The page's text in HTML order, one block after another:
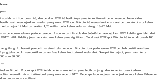
adalah hari libur pasar AS, dan cetakan ETF AS berikutnya yang terkonfirmasi penuh membutuhkan siklus
masih menunjukkan masalah yang sama: ETF spot Bitcoin AS mengalami enam sesi berturut-turut arus keluar
sejak 14 Mei dan sekitar 1,26 miliar dolar keluar selama minggu 18–22 Mei.
penebusan selama periode tersebut. Laporan dari Farside dan SoSoValue menunjukkan IBIT kehilangan lebih dari
FBTC milik Fidelity juga mencatat arus keluar yang signifikan. Total aset ETF spot Bitcoin AS turun di bawah 100
Itu berarti pembeli marginal telah mundur. Bitcoin tidak perlu semua ETF berubah positif sekaligus,
jelas untuk membuktikan bahwa fase keluar institusional melambat. Sampai itu terjadi, pasar akan terus
atau 80.000.
Bitcoin. Produk spot ETH telah terkena arus keluar yang lebih panjang, dan komentar pasar terbaru
menarik minat institusional yang sama seperti BTC. Beberapa laporan juga menunjukkan arus keluar Ethereum
tanda-tanda stabilisasi.